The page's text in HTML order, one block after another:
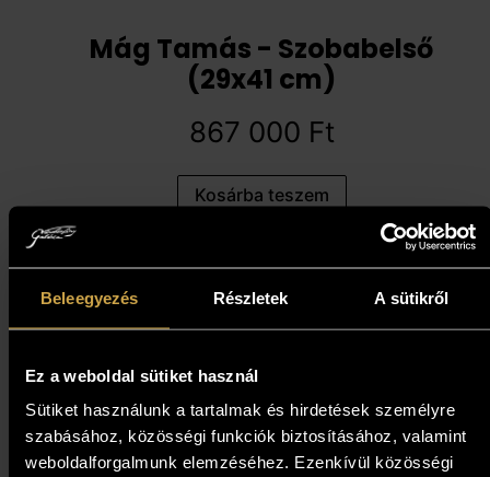
Beleegyezés Részletek A sütikről
Ez a weboldal sütiket használ
Sütiket használunk a tartalmak és hirdetések személyre
szabásához, közösségi funkciók biztosításához, valamint
weboldalforgalmunk elemzéséhez. Ezenkívül közösségi
Mág Tamás - Szobabelső
(29x41 cm)
867 000 Ft
Kosárba teszem